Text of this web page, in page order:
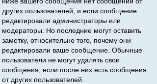
других пользователей, и если сообщение
редактировали администраторы или
модераторы. Но последние могут оставить
заметку, относительно того, почему они
редактировали ваше сообщение. Обычные
пользователи не могут удалять свои
сообщения, если после них есть сообщения
от других пользователей.